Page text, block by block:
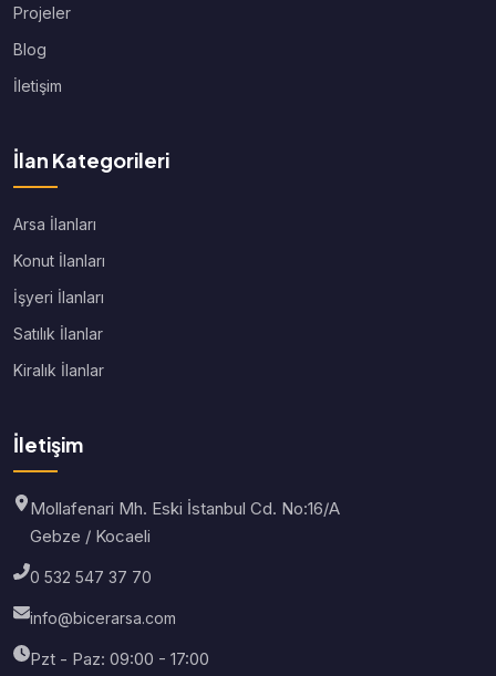
Projeler
Blog
İletişim
İlan Kategorileri
Arsa İlanları
Konut İlanları
İşyeri İlanları
Satılık İlanlar
Kiralık İlanlar
İletişim
Mollafenari Mh. Eski İstanbul Cd. No:16/A
Gebze / Kocaeli
0 532 547 37 70
info@bicerarsa.com
Pzt - Paz: 09:00 - 17:00